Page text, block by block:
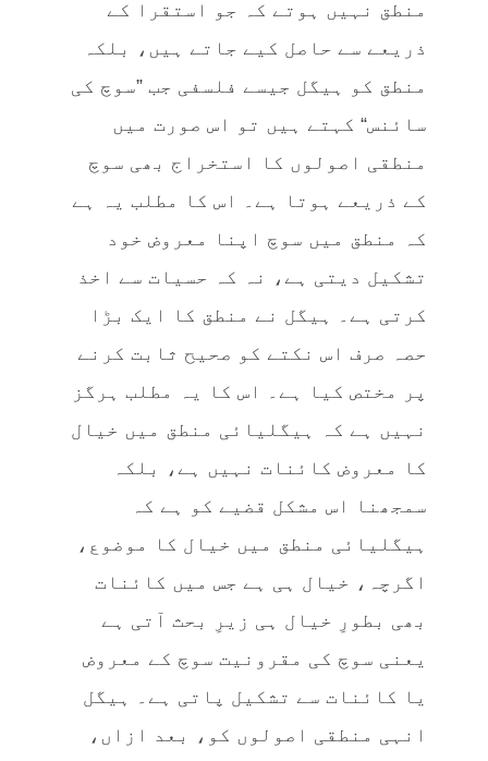
منطق نہیں ہوتے کہ جو استقرا کے
ذریعے سے حاصل کیے جاتے ہیں، بلکہ
منطق کو ہیگل جیسے فلسفی جب ”سوچ کی
سائنس“ کہتے ہیں تو اس صورت میں
منطقی اصولوں کا استخراج بھی سوچ
کے ذریعے ہوتا ہے۔ اس کا مطلب یہ ہے
کہ منطق میں سوچ اپنا معروض خود
تشکیل دیتی ہے، نہ کہ حسیات سے اخذ
کرتی ہے۔ ہیگل نے منطق کا ایک بڑا
حصہ صرف اس نکتے کو صحیح ثابت کرنے
پر مختص کیا ہے۔ اس کا یہ مطلب ہرگز
نہیں ہے کہ ہیگلیائی منطق میں خیال
کا معروض کائنات نہیں ہے، بلکہ
سمجھنا اس مشکل قضیے کو ہے کہ
ہیگلیائی منطق میں خیال کا موضوع،
اگرچہ، خیال ہی ہے جس میں کائنات
بھی بطورِ خیال ہی زیرِ بحث آتی ہے
یعنی سوچ کی مقرونیت سوچ کے معروض
یا کائنات سے تشکیل پاتی ہے۔ ہیگل
انہی منطقی اصولوں کو، بعد ازاں،